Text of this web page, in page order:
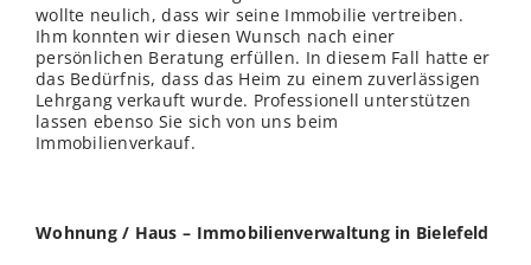
wollte neulich, dass wir seine Immobilie vertreiben.
Ihm konnten wir diesen Wunsch nach einer
persönlichen Beratung erfüllen. In diesem Fall hatte er
das Bedürfnis, dass das Heim zu einem zuverlässigen
Lehrgang verkauft wurde. Professionell unterstützen
lassen ebenso Sie sich von uns beim
Immobilienverkauf.
Wohnung / Haus – Immobilienverwaltung in Bielefeld